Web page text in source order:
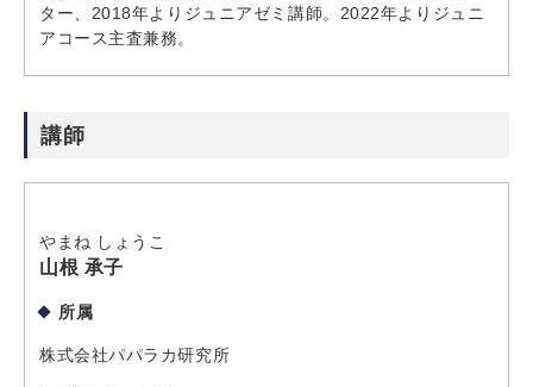
ター、2018年よりジュニアゼミ講師。2022年よりジュニ
アコース主査兼務。
講師
やまね しょうこ
山根 承子
所属
株式会社パパラカ研究所